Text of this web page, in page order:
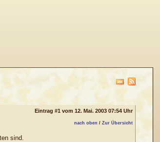
Eintrag #1 vom 12. Mai. 2003 07:54 Uhr
nach oben / Zur Übersicht
sind.